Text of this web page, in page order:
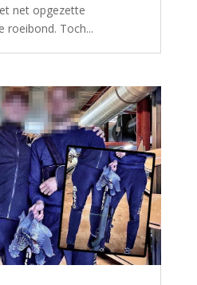
net opgezette
roeibond. Toch...